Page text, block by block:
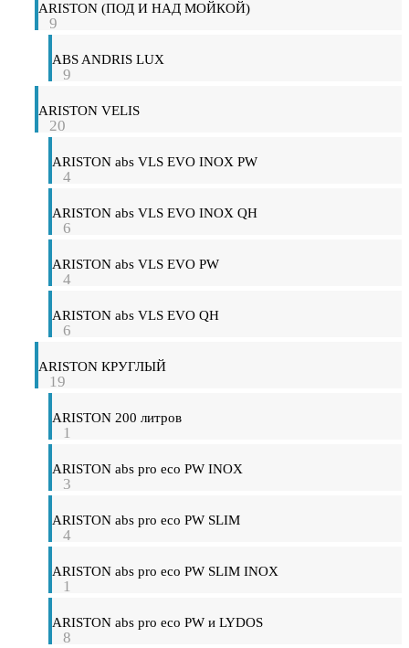
ARISTON (ПОД И НАД МОЙКОЙ)
9
ABS ANDRIS LUX
9
ARISTON VELIS
20
ARISTON abs VLS EVO INOX PW
4
ARISTON abs VLS EVO INOX QH
6
ARISTON abs VLS EVO PW
4
ARISTON abs VLS EVO QH
6
ARISTON КРУГЛЫЙ
19
ARISTON 200 литров
1
ARISTON abs pro eco PW INOX
3
ARISTON abs pro eco PW SLIM
4
ARISTON abs pro eco PW SLIM INOX
1
ARISTON abs pro eco PW и LYDOS
8